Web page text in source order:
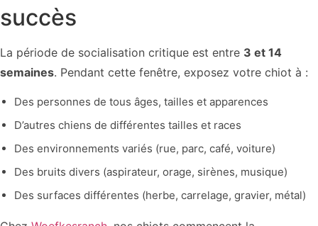
succès
La période de socialisation critique est entre 3 et 14
semaines. Pendant cette fenêtre, exposez votre chiot à :
Des personnes de tous âges, tailles et apparences
D’autres chiens de différentes tailles et races
Des environnements variés (rue, parc, café, voiture)
Des bruits divers (aspirateur, orage, sirènes, musique)
Des surfaces différentes (herbe, carrelage, gravier, métal)